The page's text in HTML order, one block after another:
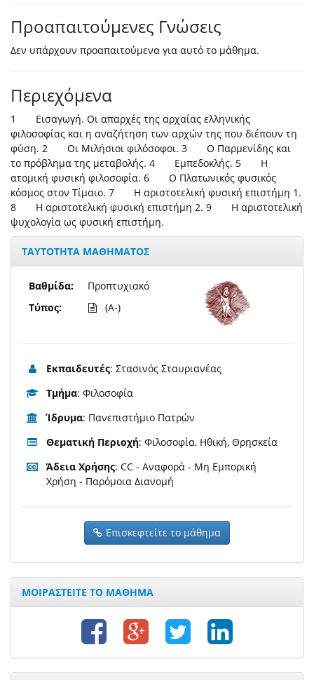
Προαπαιτούμενες Γνώσεις
Δεν υπάρχουν προαπαιτούμενα για αυτό το μάθημα.
Περιεχόμενα
1 Εισαγωγή. Οι απαρχές της αρχαίας ελληνικής
φιλοσοφίας και η αναζήτηση των αρχών της που διέπουν τη
φύση. 2 Οι Μιλήσιοι φιλόσοφοι. 3 Ο Παρμενίδης και
το πρόβλημα της μεταβολής. 4 Εμπεδοκλής. 5 Η
ατομική φυσική φιλοσοφία. 6 Ο Πλατωνικός φυσικός
κόσμος στον Τίμαιο. 7 H αριστοτελική φυσική επιστήμη 1.
8 Η αριστοτελική φυσική επιστήμη 2. 9 H αριστοτελική
ψυχολογία ως φυσική επιστήμη.
ΤΑΥΤΟΤΗΤΑ ΜΑΘΗΜΑΤΟΣ
Βαθμίδα:
Τύπος:
Προπτυχιακό
(A-)
Εκπαιδευτές: Στασινός Σταυριανέας
Τμήμα: Φιλοσοφία
Ίδρυμα: Πανεπιστήμιο Πατρών
Θεματική Περιοχή: Φιλοσοφία, Ηθική, Θρησκεία
Άδεια Χρήσης: CC - Αναφορά - Μη Εμπορική
Χρήση - Παρόμοια Διανομή
Επισκεφτείτε το μάθημα
ΜΟΙΡΑΣΤΕΙΤΕ ΤΟ ΜΑΘΗΜΑ